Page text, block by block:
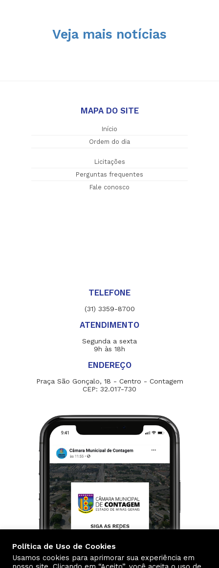
Veja mais notícias
MAPA DO SITE
Início
Ordem do dia
Licitações
Perguntas frequentes
Fale conosco
TELEFONE
(31) 3359-8700
ATENDIMENTO
Segunda a sexta
9h às 18h
ENDEREÇO
Praça São Gonçalo, 18 - Centro - Contagem
CEP: 32.017-730
Política de Uso de Cookies
Usamos cookies para aprimorar sua experiência em